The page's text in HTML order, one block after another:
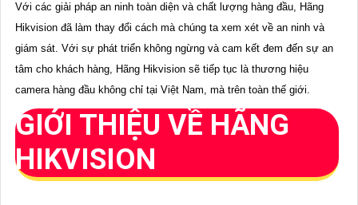
Với các giải pháp an ninh toàn diện và chất lượng hàng đầu, Hãng
Hikvision đã làm thay đổi cách mà chúng ta xem xét về an ninh và
giám sát. Với sự phát triển không ngừng và cam kết đem đến sự an
tâm cho khách hàng, Hãng Hikvision sẽ tiếp tục là thương hiệu
camera hàng đầu không chỉ tại Việt Nam, mà trên toàn thế giới.
GIỚI THIỆU VỀ HÃNG
HIKVISION